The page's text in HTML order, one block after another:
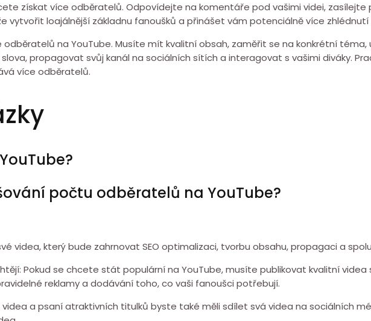
získat více odběratelů. Odpovídejte na komentáře pod vašimi videi, zasílejte
vytvořit loajálnější základnu fanoušků a přinášet vám potenciálně více
na YouTube. Musíte mít kvalitní obsah, zaměřit se na konkrétní
propagovat svůj kanál na sociálních sítích a interagovat s vašimi diváky.
více odběratelů.
počtu odběratelů na YouTube?
videa, který bude zahrnovat SEO optimalizaci, tvorbu obsahu, propagaci a
Pokud se chcete stát populární na YouTube, musíte publikovat kvalitní videa
reklamy a dodávání toho, co vaši fanoušci potřebují.
a psaní atraktivních titulků byste také měli sdílet svá videa na sociálních